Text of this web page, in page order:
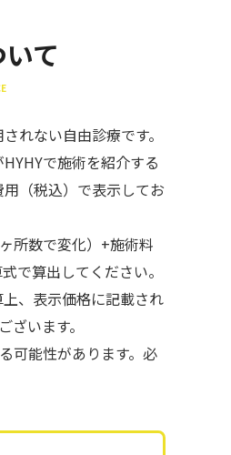
て
れない自由診療です。
で施術を紹介する
（税込）で表示してお
所数で変化）+施術料
で算出してください。
、表示価格に記載され
います。
可能性があります。必